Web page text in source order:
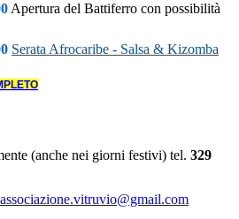
Apertura del Battiferro con possibilità
Serata Afrocaribe - Salsa & Kizomba
(anche nei giorni festivi) tel. 329
associazione.vitruvio@gmail.com